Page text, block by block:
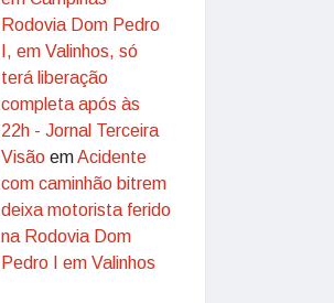
Rodovia Dom Pedro
I, em Valinhos, só
terá liberação
completa após às
22h - Jornal Terceira
Visão emAcidente
com caminhão bitrem
deixa motorista ferido
na Rodovia Dom
Pedro I em Valinhos